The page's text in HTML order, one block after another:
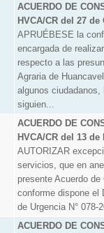
ACUERDO DE
HVCA/CR del 27
APRUÉBESE la
encargada de
respecto a las
Agraria de
algunos
siguien...
ACUERDO DE
HVCA/CR del 13
AUTORIZAR
servicios, que en
presente Acuerdo
conforme dispone el
de Urgencia N° 078-
ACUERDO DE